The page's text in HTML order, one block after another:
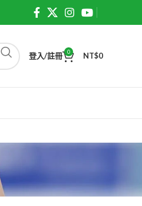
登入/註冊 0 NT$0